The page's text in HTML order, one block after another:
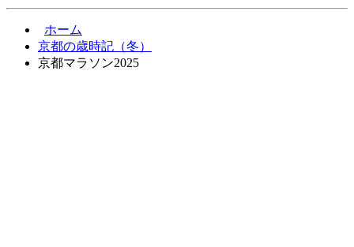
ホーム
京都の歳時記（冬）
京都マラソン2025